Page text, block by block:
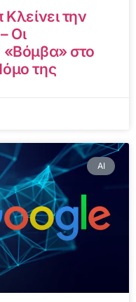
την
Οι
«Βόμβα» στο
της
AI